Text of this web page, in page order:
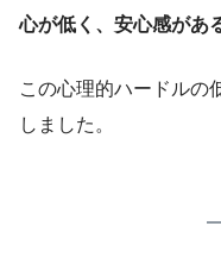
心が低く、安心感があ
この心理的ハードルの
しました。